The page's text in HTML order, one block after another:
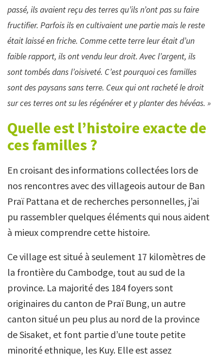
passé, ils avaient reçu des terres qu’ils n’ont pas su faire
fructifier. Parfois ils en cultivaient une partie mais le reste
était laissé en friche. Comme cette terre leur était d’un
faible rapport, ils ont vendu leur droit. Avec l’argent, ils
sont tombés dans l’oisiveté. C’est pourquoi ces familles
sont des paysans sans terre. Ceux qui ont racheté le droit
sur ces terres ont su les régénérer et y planter deshévéas. »
Quelle est l’histoire exacte de
ces familles ?
En croisant des informations collectées lors de
nos rencontres avec des villageois autour de Ban
Praï Pattana et de recherches personnelles, j’ai
pu rassembler quelques éléments qui nous aident
à mieux comprendre cette histoire.
Ce village est situé à seulement 17 kilomètres de
la frontière du Cambodge, tout au sud de la
province. La majorité des 184 foyers sont
originaires du canton de Praï Bung, un autre
canton situé un peu plus au nord de la province
de Sisaket, et font partie d’une toute petite
minorité ethnique, les Kuy. Elle est assez